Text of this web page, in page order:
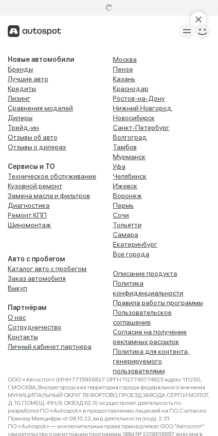
Новые автомобили
Бренды
Лучшие авто
Кредиты
Лизинг
Сравнения моделей
Дилеры
Трейд-ин
Отзывы об авто
Отзывы о дилерах
Сервисы и ТО
Техническое обслуживание
Кузовной ремонт
Замена масла и фильтров
Диагностика
Ремонт КПП
Шиномонтаж
Авто с пробегом
Каталог авто с пробегом
Заказ автомобиля
Выкуп
Партнёрам
О нас
Сотрудничество
Контакты
Личный кабинет партнера
Москва
Пенза
Казань
Краснодар
Ростов-на-Дону
Нижний Новгород
Новосибирск
Санкт-Петербург
Волгоград
Тамбов
Мурманск
Уфа
Челябинск
Ижевск
Воронеж
Пермь
Сочи
Тольятти
Самара
Екатеринбург
Все города
Описание продукта
Политика
конфиденциальности
Правила работы программы
Пользовательское
соглашение
Согласие на получение
рекламных рассылок
Политика для контента,
генерируемого
пользователями
ООО «Автоспот» (ИНН 7715936827 ОРГН 1127746774825 адрес 111250,
Г.МОСКВА, Внутригородская территория города федерального значения
МУНИЦИПАЛЬНЫЙ ОКРУГ ЛЕФОРТОВО, ПРОЕЗД ЗАВОДА СЕРП И МОЛОТ,
Д. 10, ПОМЕЩ. 41Н/9, ОКВЭД 62.0) осуществляет деятельность по
разработке ПО «Autospot» и предоставлению лицензий на ПО. Согласно
Приказу Минцифры от 08.10.22, вид деятельности (код): 2.01.
ПО «Autospot» — исключительные права принадлежат ООО "Автоспот":
свидетельство о регистрации программы ЭВМ № 2018618687, внесена в